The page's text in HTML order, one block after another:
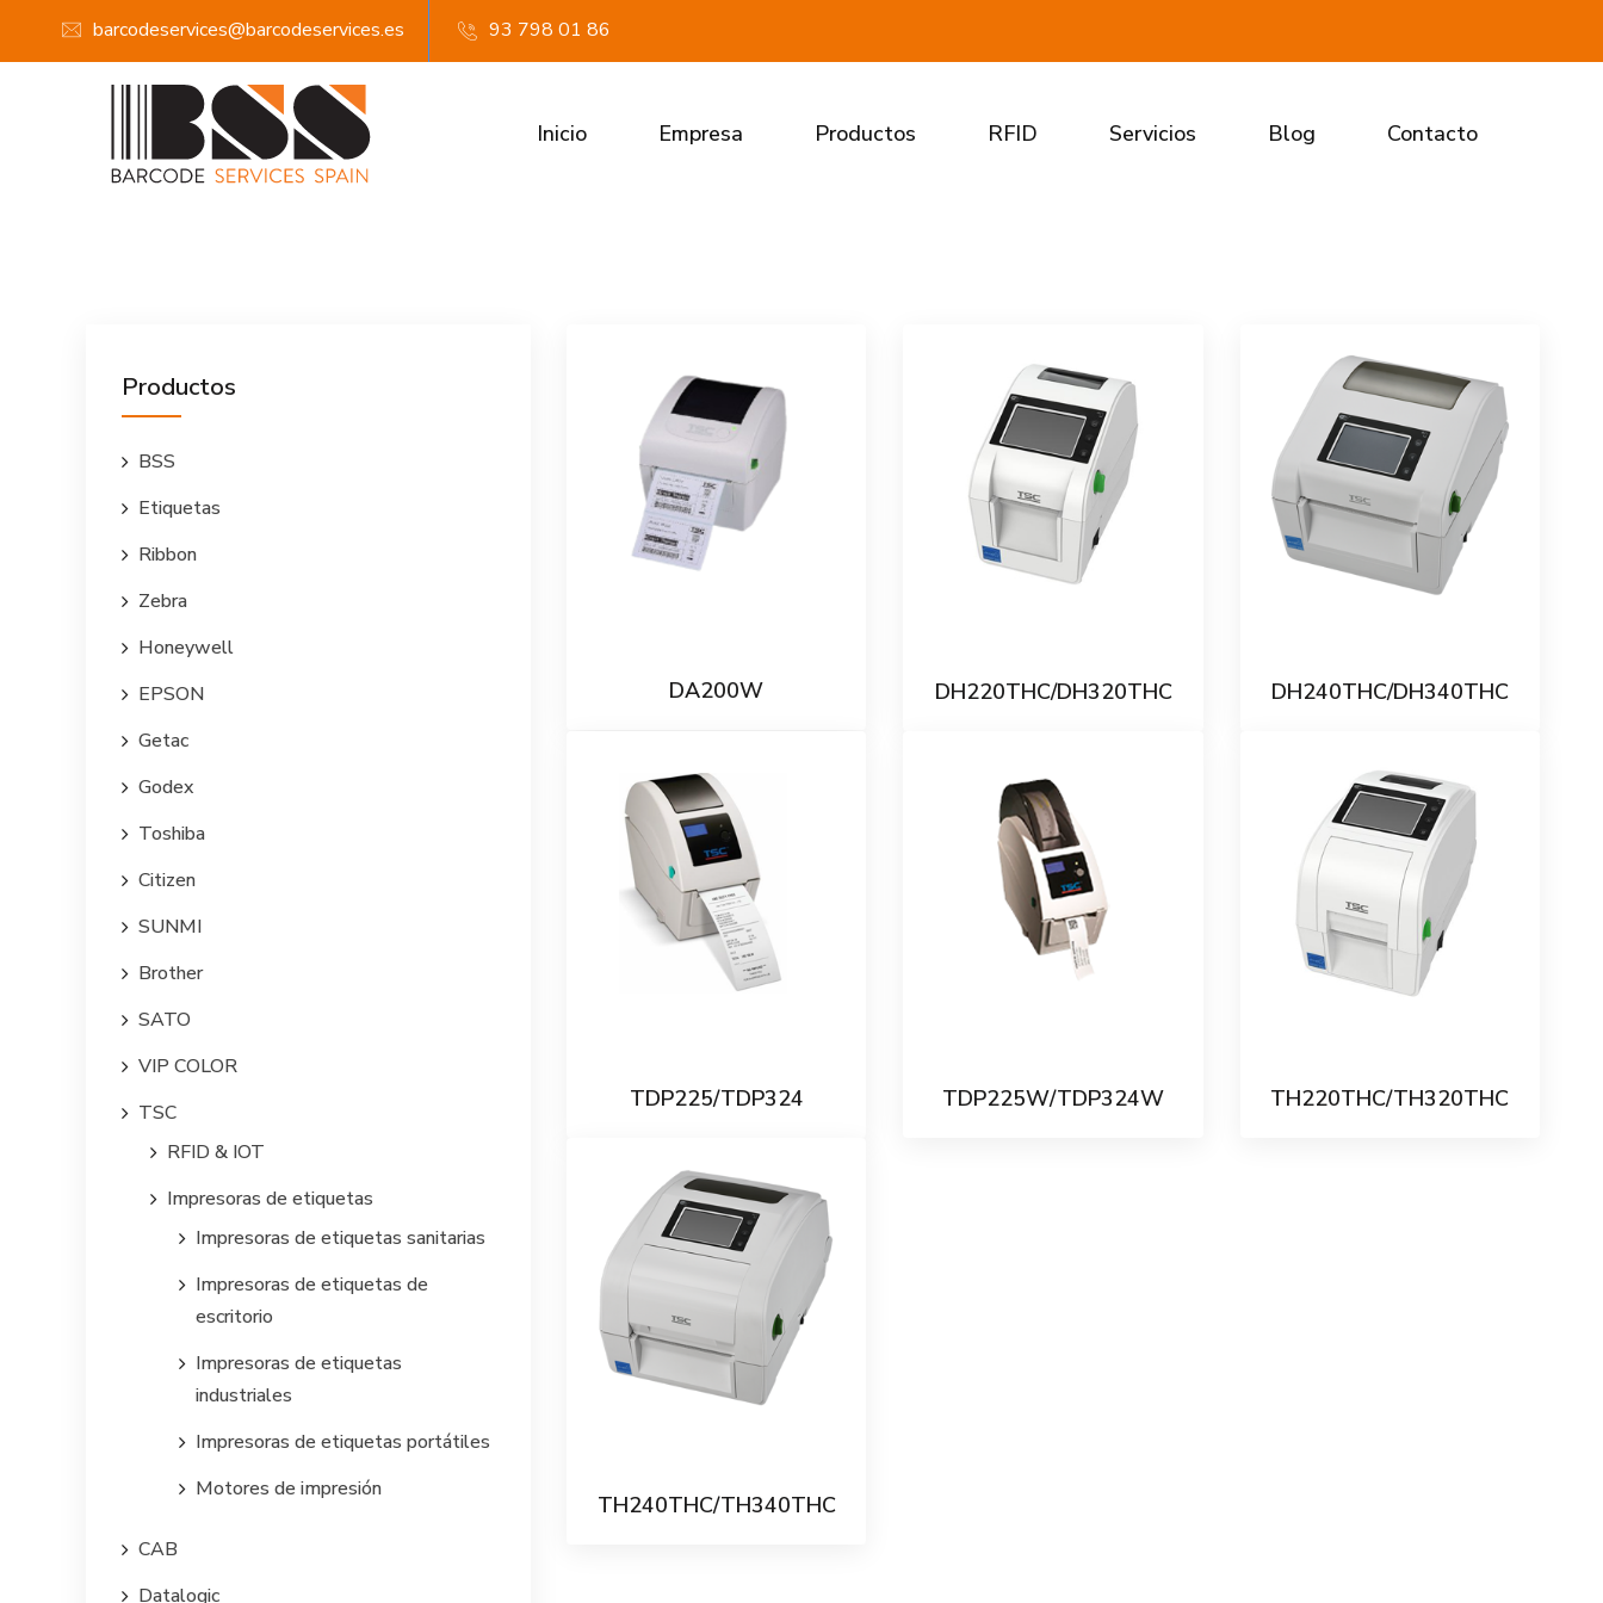
barcodeservices@barcodeservices.es 93 798 01 86
Inicio Empresa Productos RFID Servicios Blog Contacto
Productos
BSS
Etiquetas
Ribbon
Zebra
Honeywell
EPSON
Getac
Godex
Toshiba
Citizen
SUNMI
Brother
SATO
VIP COLOR
TSC
RFID & IOT
Impresoras de etiquetas
Impresoras de etiquetas sanitarias
Impresoras de etiquetas de
escritorio
Impresoras de etiquetas
industriales
Impresoras de etiquetas portátiles
Motores de impresión
CAB
Datalogic
DA200W DH220THC/DH320THC DH240THC/DH340THC
TDP225/TDP324 TDP225W/TDP324W TH220THC/TH320THC
TH240THC/TH340THC